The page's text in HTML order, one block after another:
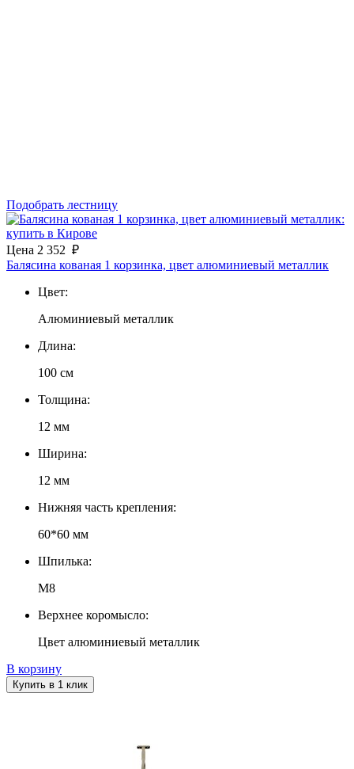
Подобрать лестницу
Цена 2 352 ₽
Балясина кованая 1 корзинка, цвет алюминиевый металлик
Цвет:
Алюминиевый металлик
Длина:
100 см
Толщина:
12 мм
Ширина:
12 мм
Нижняя часть крепления:
60*60 мм
Шпилька:
М8
Верхнее коромысло:
Цвет алюминиевый металлик
В корзину
Купить в 1 клик